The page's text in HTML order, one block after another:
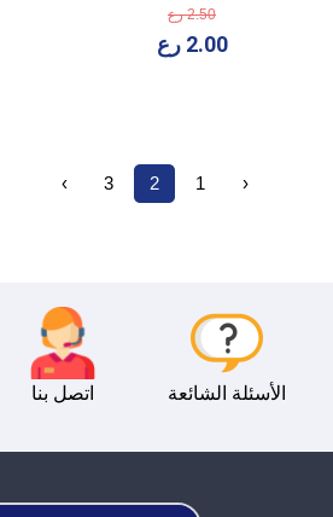
2.50 رع
2.00 رع
‹
1
2
3
›
اتصل بنا الأسئلة الشائعة